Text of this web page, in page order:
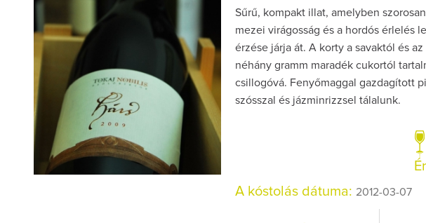
Sűrű, kompakt illat, amelyben
mezei virágosság és a hordós érlelés
érzése járja át. A korty a savaktól és
néhány gramm maradék cukortól
csillogóvá. Fenyőmaggal gazdagított
szósszal és jázminrizzsel tálalunk.
A kóstolás dátuma: 2012-03-07